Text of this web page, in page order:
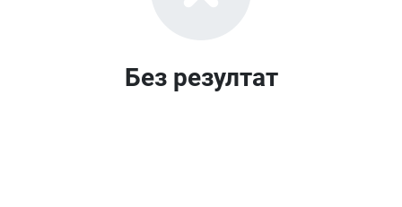
Без резултат